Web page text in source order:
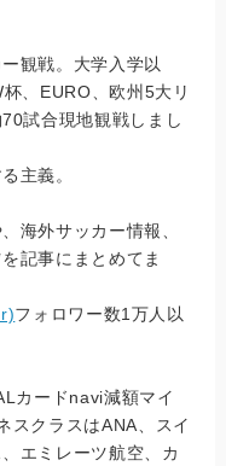
観戦。大学入学以
、EURO、欧州5大リ
試合現地観戦しまし
主義。
海外サッカー情報、
記事にまとめてま
フォロワー数1万人以
カードnavi減額マイ
スクラスはANA、スイ
エミレーツ航空、カ